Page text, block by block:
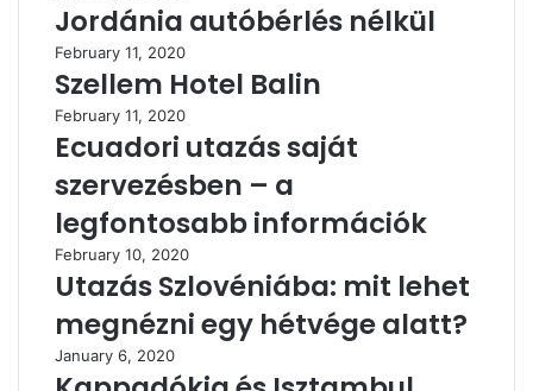
Jordánia autóbérlés nélkül
February 11, 2020
Szellem Hotel Balin
February 11, 2020
Ecuadori utazás saját
szervezésben – a
legfontosabb információk
February 10, 2020
Utazás Szlovéniába: mit lehet
megnézni egy hétvége alatt?
January 6, 2020